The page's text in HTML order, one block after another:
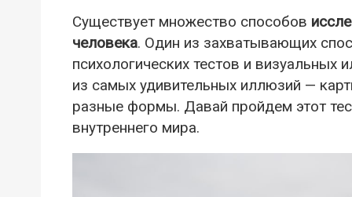
Существует множество способов
человека. Один из захватывающих
психологических тестов и
из самых удивительных иллюзий —
разные формы. Давай пройдем этот
внутреннего мира.